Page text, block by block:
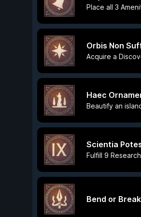
Place all 3
Orbis Non
Acquire a
Haec
Beautify an
Scientia
Fulfill 9
Bend or Break